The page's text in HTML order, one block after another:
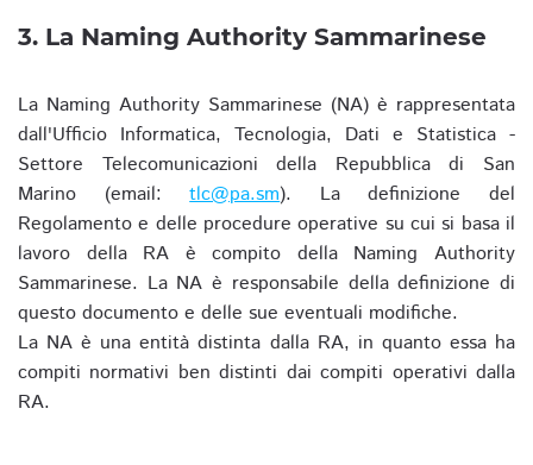
3. La Naming Authority Sammarinese
La Naming Authority Sammarinese (NA) è rappresentata
dall'Ufficio Informatica, Tecnologia, Dati e Statistica -
Settore Telecomunicazioni della Repubblica di San
Marino (email:tlc@pa.sm). La definizione del
Regolamento e delle procedure operative su cui si basa il
lavoro della RA è compito della Naming Authority
Sammarinese. La NA è responsabile della definizione di
questo documento e delle sue eventuali modifiche.
La NA è una entità distinta dalla RA, in quanto essa ha
compiti normativi ben distinti dai compiti operativi dalla
RA.